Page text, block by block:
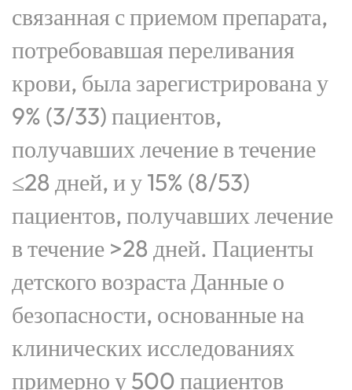
связанная с приемом препарата,
потребовавшая переливания
крови, была зарегистрирована у
9% (3/33) пациентов,
получавших лечение в течение
≤28 дней, и у 15% (8/53)
пациентов, получавших лечение
в течение >28 дней. Пациенты
детского возраста Данные о
безопасности, основанные на
клинических исследованиях
примерно у 500 пациентов